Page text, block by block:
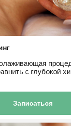
с глубокой
Записаться